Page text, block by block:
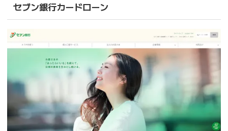
セブン銀行カードローン